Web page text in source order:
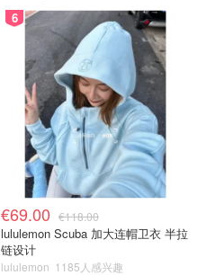
6
€69.00 €118.00
lululemon Scuba 加大连帽卫衣 半拉
链设计
lululemon 1185人感兴趣